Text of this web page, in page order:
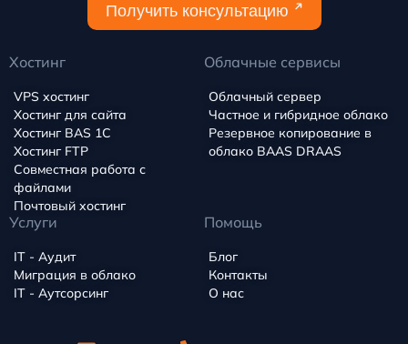
Получить консультацию
Хостинг
VPS хостинг
Хостинг для сайта
Хостинг BAS 1C
Хостинг FTP
Совместная работа с
файлами
Почтовый хостинг
Облачные сервисы
Облачный сервер
Частное и гибридное облако
Резервное копирование в
облако BAAS DRAAS
Услуги
IT - Аудит
Миграция в облако
IT - Аутсорсинг
Помощь
Блог
Контакты
О нас